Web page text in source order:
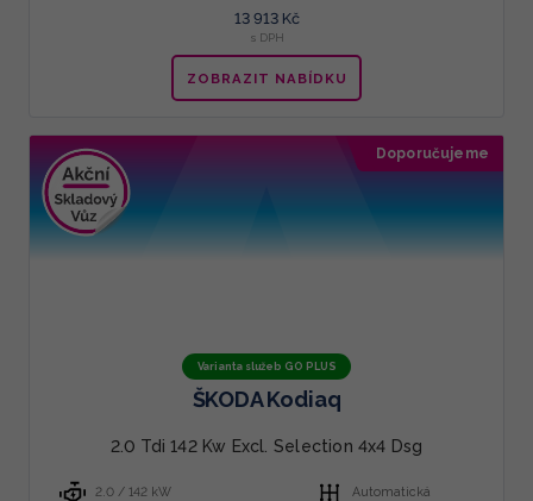
13 913 Kč
s DPH
ZOBRAZIT NABÍDKU
Doporučujeme
Varianta služeb GO PLUS
ŠKODA Kodiaq
2.0 Tdi 142 Kw Excl. Selection 4x4 Dsg
2.0 / 142 kW Automatická